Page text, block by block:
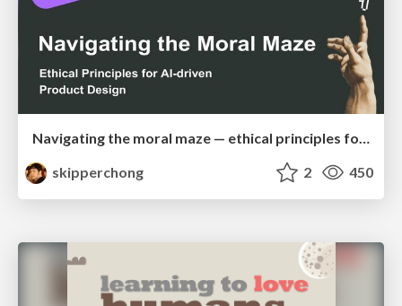
Navigating the moral maze — ethical principles for Al-driven product design
skipperchong
2 450